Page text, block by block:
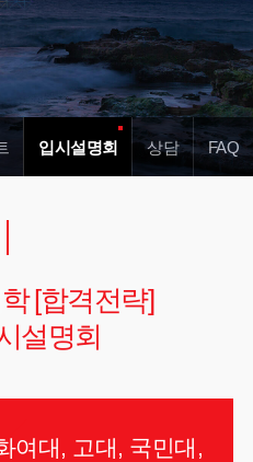
입시설명회 상담 FAQ
[합격전략]
설명회
여대, 고대, 국민대,